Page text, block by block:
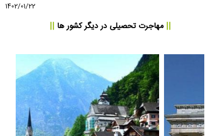
1402/01/22
||مهاجرت تحصیلی در دیگر کشور ها ||